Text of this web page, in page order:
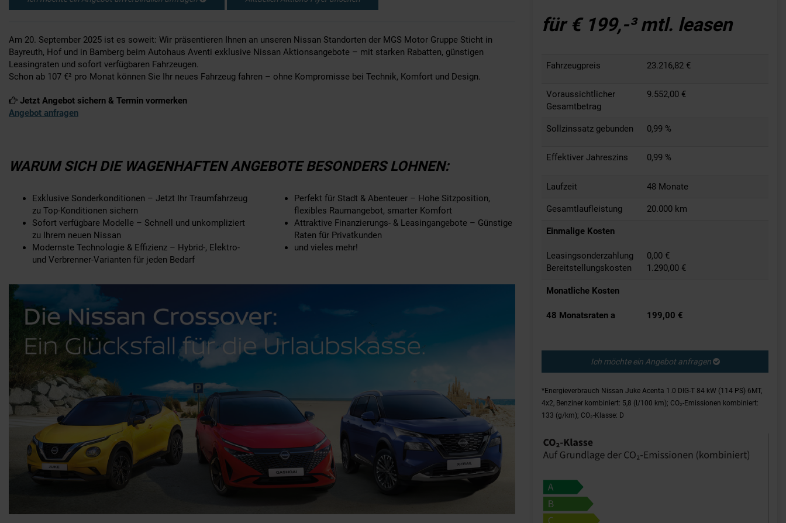
Am 20. September 2025 ist es soweit: Wir präsentieren Ihnen an unseren Nissan Standorten der MGS Motor Gruppe Sticht in
Bayreuth, Hof und in Bamberg beim Autohaus Aventi exklusive Nissan Aktionsangebote – mit starken Rabatten, günstigen
Leasingraten und sofort verfügbaren Fahrzeugen.
Schon ab 107 €² pro Monat können Sie Ihr neues Fahrzeug fahren – ohne Kompromisse bei Technik, Komfort und Design.
Jetzt Angebot sichern & Termin vormerken
Angebot anfragen
WARUM SICH DIE WAGENHAFTEN ANGEBOTE BESONDERS LOHNEN:
Exklusive Sonderkonditionen – Jetzt Ihr Traumfahrzeug
zu Top-Konditionen sichern
Sofort verfügbare Modelle – Schnell und unkompliziert
zu Ihrem neuen Nissan
Modernste Technologie & Effizienz – Hybrid-, Elektro-
und Verbrenner-Varianten für jeden Bedarf
Perfekt für Stadt & Abenteuer – Hohe Sitzposition,
flexibles Raumangebot, smarter Komfort
Attraktive Finanzierungs- & Leasingangebote – Günstige
Raten für Privatkunden
und vieles mehr!
für € 199,-³ mtl. leasen
Fahrzeugpreis 23.216,82 €
Voraussichtlicher
Gesamtbetrag
9.552,00 €
Sollzinssatz gebunden 0,99 %
Effektiver Jahreszins 0,99 %
Laufzeit 48 Monate
Gesamtlaufleistung 20.000 km
Einmalige Kosten
Leasingsonderzahlung
Bereitstellungskosten
0,00 €
1.290,00 €
Monatliche Kosten
48 Monatsraten a 199,00 €
Ich möchte ein Angebot anfragen
*Energieverbrauch Nissan Juke Acenta 1.0 DIG-T 84 kW (114 PS) 6MT,
4x2, Benziner kombiniert: 5,8 (l/100 km); CO₂-Emissionen kombiniert:
133 (g/km); CO₂-Klasse: D